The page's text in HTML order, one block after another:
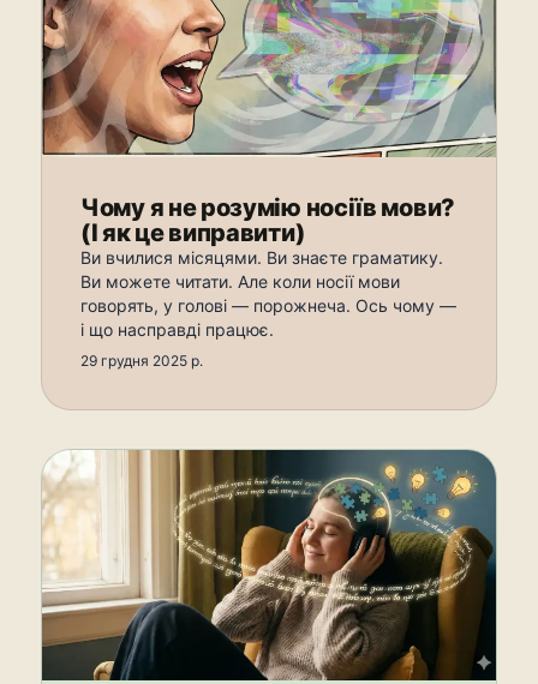
Чому я не розумію носіїв мови?
(І як це виправити)
Ви вчилися місяцями. Ви знаєте граматику.
Ви можете читати. Але коли носії мови
говорять, у голові — порожнеча. Ось чому —
і що насправді працює.
29 грудня 2025 р.